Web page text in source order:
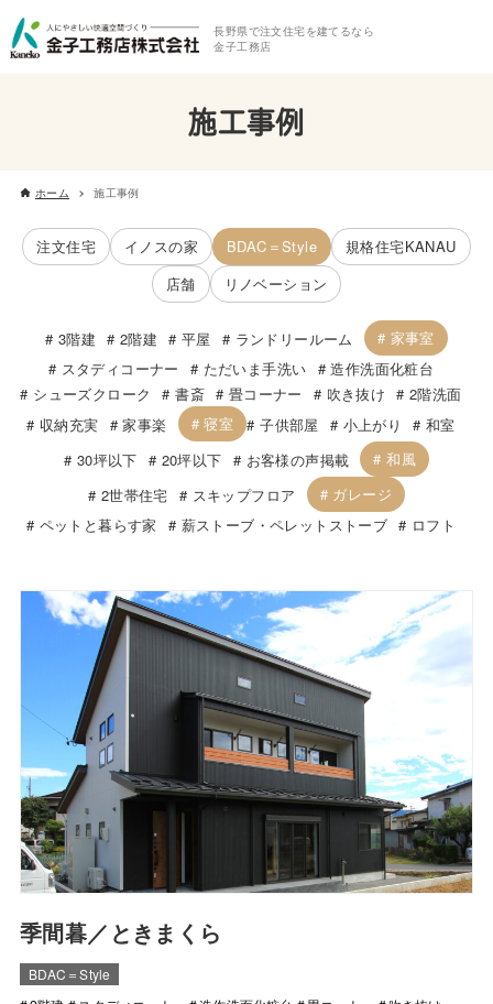
長野県で注文住宅を建てるなら
金子工務店
施工事例
ホーム 施工事例
注文住宅 イノスの家 BDAC＝Style
規格住宅KANAU
店舗
リノベーション
3階建 2階建 平屋 ランドリールーム
家事室
スタディコーナー
ただいま手洗い
造作洗面化粧台
シューズクローク
書斎 畳コーナー 吹き抜け
2階洗面
収納充実
家事楽 寝室 子供部屋 小上がり
和室
30坪以下
20坪以下 お客様の声掲載
和風
2世帯住宅
スキップフロア
ガレージ
ペットと暮らす家
薪ストーブ・ペレットストーブ ロフト
季間暮／ときまくら
BDAC＝Style